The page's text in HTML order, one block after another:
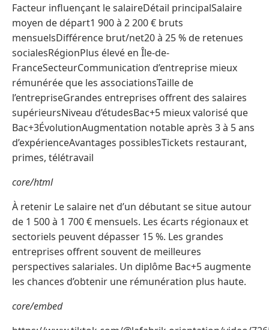
Facteur influençant le salaireDétail principalSalaire
moyen de départ1 900 à 2 200 € bruts
mensuelsDifférence brut/net20 à 25 % de retenues
socialesRégionPlus élevé en Île-de-
FranceSecteurCommunication d’entreprise mieux
rémunérée que les associationsTaille de
l’entrepriseGrandes entreprises offrent des salaires
supérieursNiveau d’étudesBac+5 mieux valorisé que
Bac+3ÉvolutionAugmentation notable après 3 à 5 ans
d’expérienceAvantages possiblesTickets restaurant,
primes, télétravail
core/html
À retenir Le salaire net d’un débutant se situe autour
de 1 500 à 1 700 € mensuels. Les écarts régionaux et
sectoriels peuvent dépasser 15 %. Les grandes
entreprises offrent souvent de meilleures
perspectives salariales. Un diplôme Bac+5 augmente
les chances d’obtenir une rémunération plus haute.
core/embed